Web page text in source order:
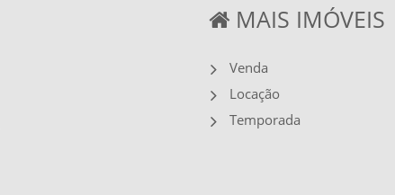
MAIS IMÓVEIS
Venda
Locação
Temporada